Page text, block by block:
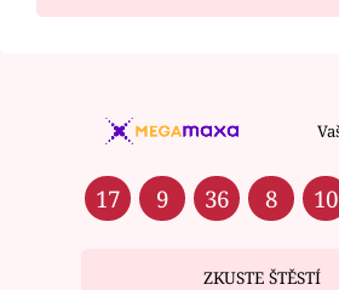
17 9 36 8 10
ZKUSTE ŠTĚSTÍ